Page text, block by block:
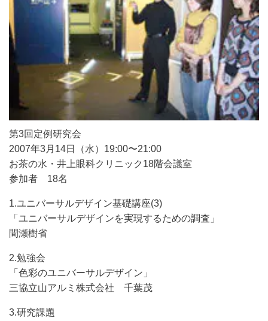
第3回定例研究会
2007年3月14日（水）19:00〜21:00
お茶の水・井上眼科クリニック18階会議室
参加者 18名
1.ユニバーサルデザイン基礎講座(3)
「ユニバーサルデザインを実現するための調査」
間瀬樹省
2.勉強会
「色彩のユニバーサルデザイン」
三協立山アルミ株式会社 千葉茂
3.研究課題